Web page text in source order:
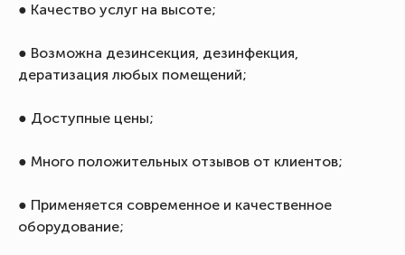
● Качество услуг на высоте;
● Возможна дезинсекция, дезинфекция,
дератизация любых помещений;
● Доступные цены;
● Много положительных отзывов от клиентов;
● Применяется современное и качественное
оборудование;